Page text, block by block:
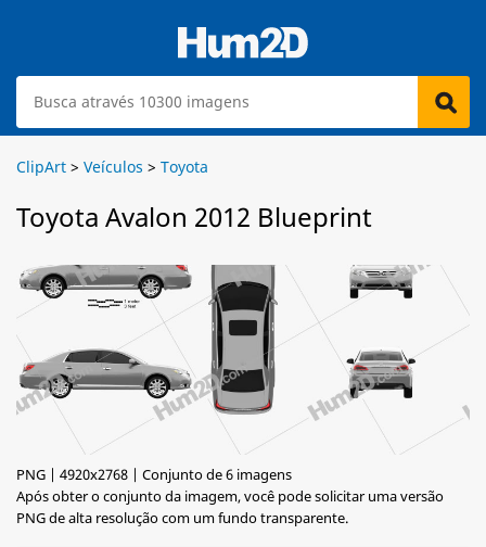
ClipArt > Veículos > Toyota
Toyota Avalon 2012 Blueprint
PNG | 4920x2768 | Conjunto de 6 imagens
Após obter o conjunto da imagem, você pode solicitar uma versão
PNG de alta resolução com um fundo transparente.